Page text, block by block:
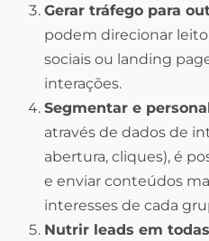
Gerar tráfego para
podem direcionar
sociais ou landing
interações.
Segmentar e
através de dados de
abertura, cliques), é
e enviar conteúdos
interesses de cada
Nutrir leads em